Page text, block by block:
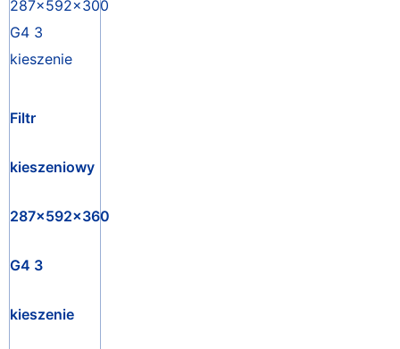
Filtr
kieszeniowy
287x592x360
G4 3
kieszenie